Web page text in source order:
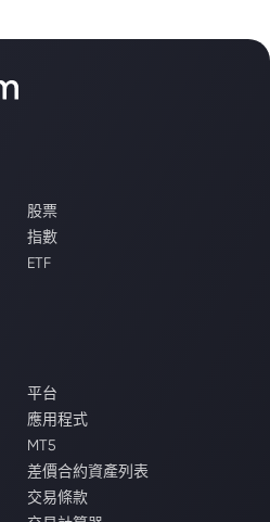
股票
指數
ETF
平台
應用程式
MT5
差價合約資產列表
交易條款